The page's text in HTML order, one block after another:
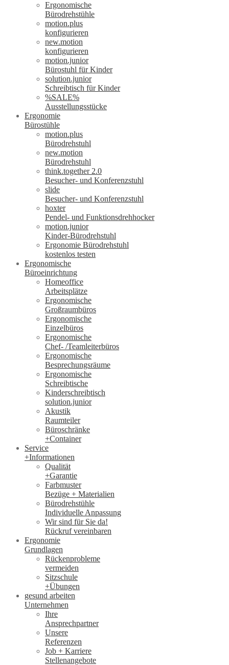
Ergonomische
Bürodrehstühle
motion.plus
konfigurieren
new.motion
konfigurieren
motion.junior
Bürostuhl für Kinder
solution.junior
Schreibtisch für Kinder
%SALE%
Ausstellungsstücke
Ergonomie
Bürostühle
motion.plus
Bürodrehstuhl
new.motion
Bürodrehstuhl
think.together 2.0
Besucher- und Konferenzstuhl
slide
Besucher- und Konferenzstuhl
hoxter
Pendel- und Funktionsdrehhocker
motion.junior
Kinder-Bürodrehstuhl
Ergonomie Bürodrehstuhl
kostenlos testen
Ergonomische
Büroeinrichtung
Homeoffice
Arbeitsplätze
Ergonomische
Großraumbüros
Ergonomische
Einzelbüros
Ergonomische
Chef- /Teamleiterbüros
Ergonomische
Besprechungsräume
Ergonomische
Schreibtische
Kinderschreibtisch
solution.junior
Akustik
Raumteiler
Büroschränke
+Container
Service
+Informationen
Qualität
+Garantie
Farbmuster
Bezüge + Materialien
Bürodrehstühle
Individuelle Anpassung
Wir sind für Sie da!
Rückruf vereinbaren
Ergonomie
Grundlagen
Rückenprobleme
vermeiden
Sitzschule
+Übungen
gesund arbeiten
Unternehmen
Ihre
Ansprechpartner
Unsere
Referenzen
Job + Karriere
Stellenangebote